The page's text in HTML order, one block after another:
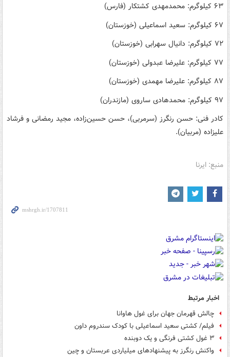
۶۳ کیلوگرم: محمدمهدی کشتکار (فارس)
۶۷ کیلوگرم: سعید اسماعیلی (خوزستان)
۷۲ کیلوگرم: دانیال سهرابی (خوزستان)
۷۷ کیلوگرم: علیرضا عبدولی (خوزستان)
۸۷ کیلوگرم: علیرضا مهمدی (خوزستان)
۹۷ کیلوگرم: محمدهادی ساروی (مازندران)
کادر فنی: حسن رنگرز (سرمربی)، حسن حسین‌زاده، مجید رمضانی و فرشاد
علیزاده (مربیان).
منبع: ایرنا
اخبار مرتبط
چالش قهرمان جهان برای غول هاوانا
فیلم/ کشتی سعید اسماعیلی با کودک سندروم داون
۳ غول کشتی فرنگی و یک دوبنده
واکنش رنگرز به پیشنهادهای میلیاردی عربستان و چین